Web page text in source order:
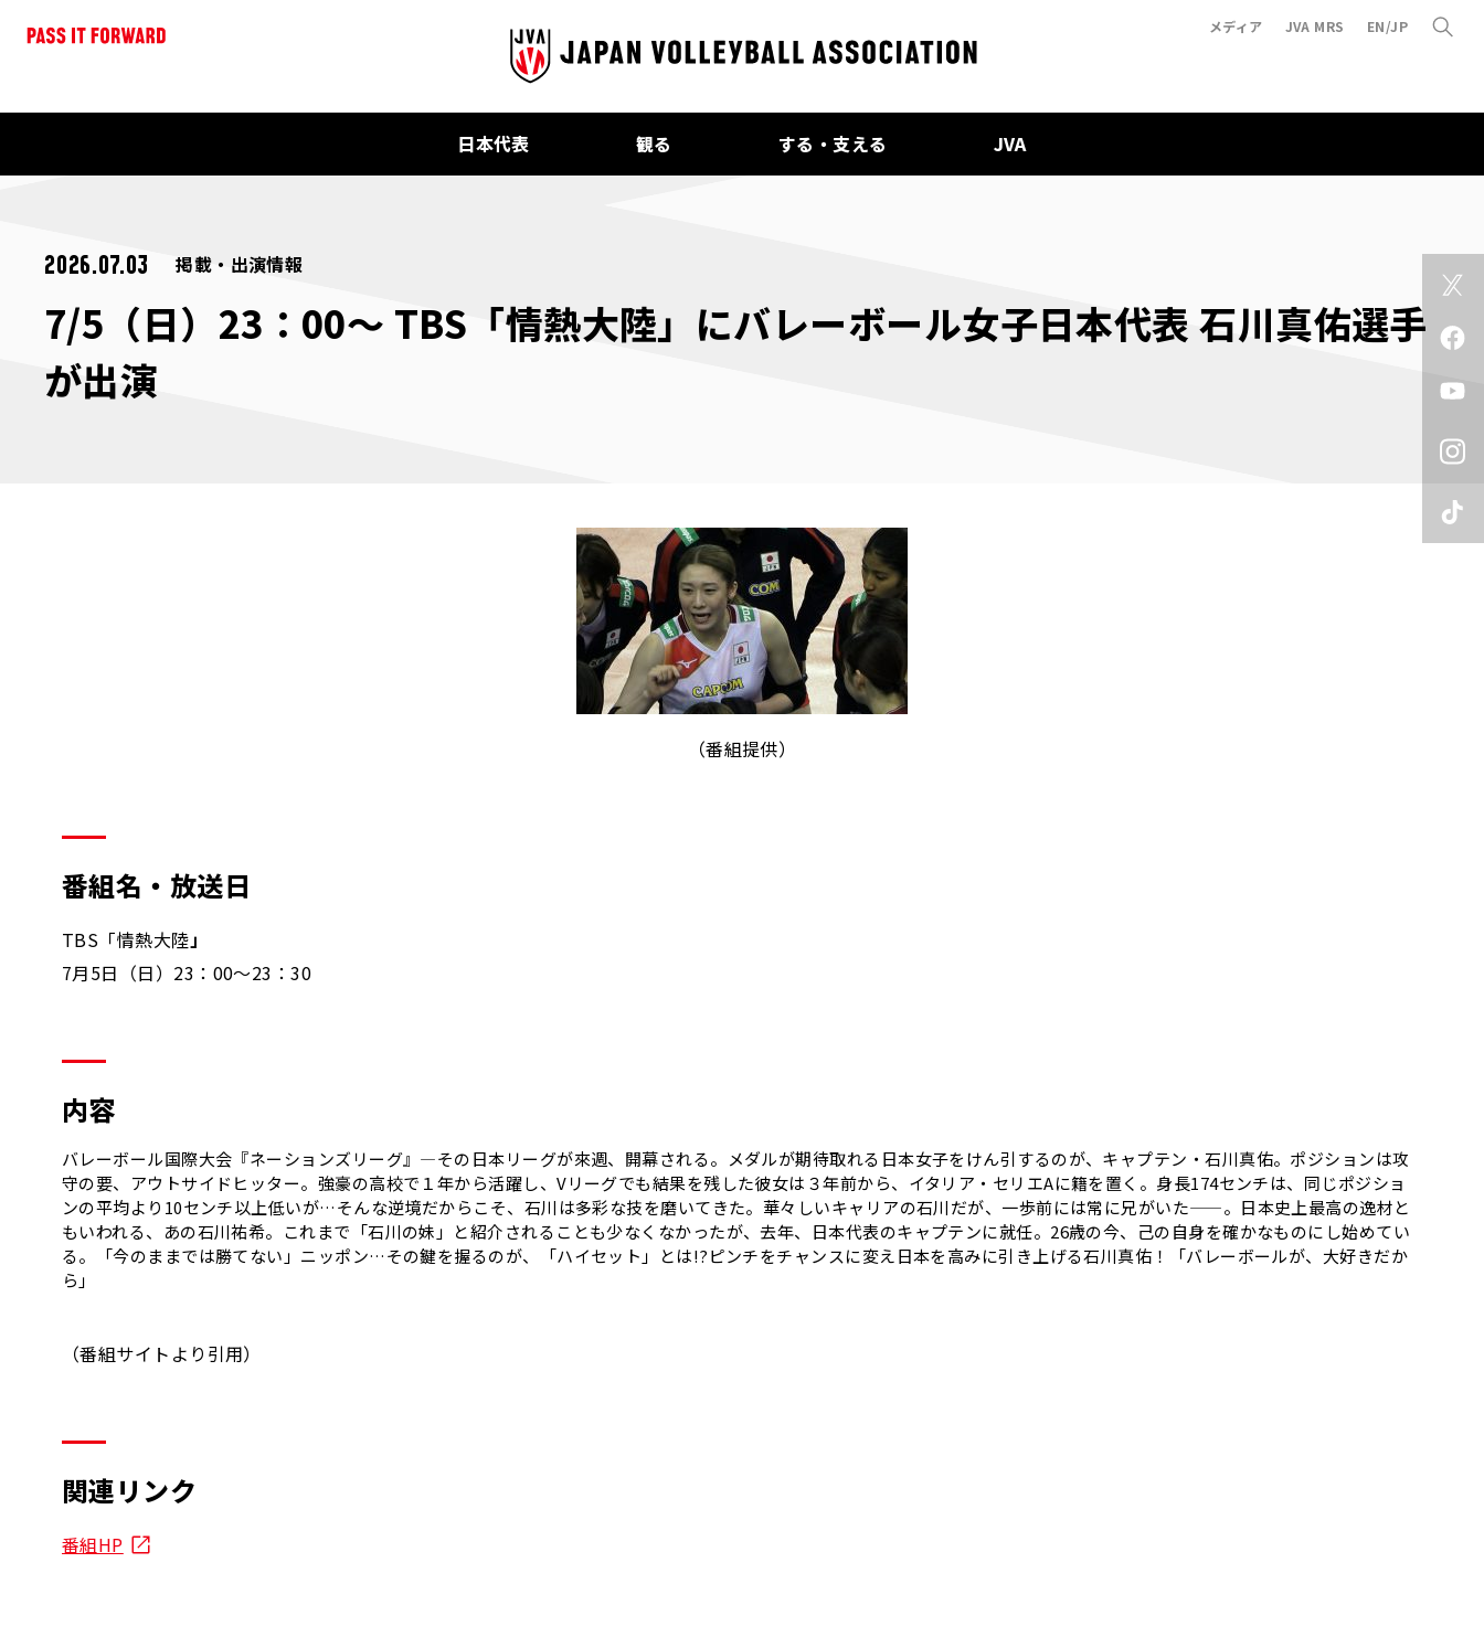
メディア JVA MRS EN/JP
日本代表 観る する・支える JVA
2026.07.03 掲載・出演情報
7/5（日）23：00～ TBS「情熱大陸」にバレーボール女子日本代表 石川真佑選手
が出演
（番組提供）
番組名・放送日
TBS「情熱大陸」
7月5日（日）23 ：00～23：30
内容
バレーボール国際大会『ネーションズリーグ』—その日本リーグが來週、開幕される。メダルが期待取れる日本女子をけん引するのが、キャプテン・石川真佑。ポジションは攻
守の要、アウトサイドヒッター。強豪の高校で１年から活躍し、Vリーグでも結果を残した彼女は３年前から、イタリア・セリエAに籍を置く。身長174センチは、同じポジショ
ンの平均より10センチ以上低いが…そんな逆境だからこそ、石川は多彩な技を磨いてきた。華々しいキャリアの石川だが、一歩前には常に兄がいた——。日本史上最高の逸材と
もいわれる、あの石川祐希。これまで「石川の妹」と紹介されることも少なくなかったが、去年、日本代表のキャプテンに就任。26歳の今、己の自身を確かなものにし始めてい
る。「今のままでは勝てない」ニッポン…その鍵を握るのが、「ハイセット」とは!?ピンチをチャンスに変え日本を高みに引き上げる石川真佑！「バレーボールが、大好きだか
ら」
（番組サイトより引用）
関連リンク
番組HP